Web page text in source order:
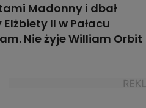
Madonny i dbał
II w Pałacu
Nie żyje William Orbit